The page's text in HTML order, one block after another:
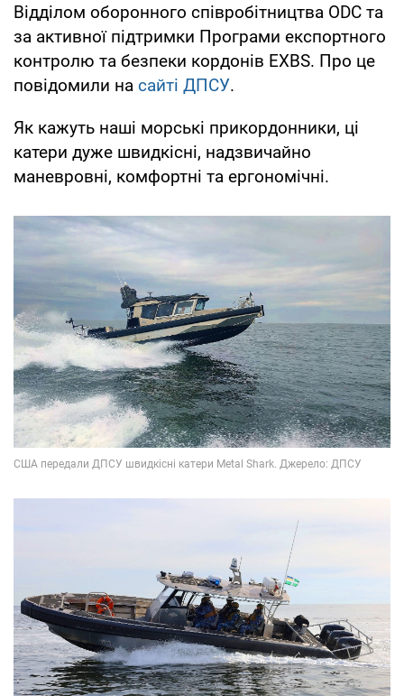
Відділом оборонного співробітництва ODC та
за активної підтримки Програми експортного
контролю та безпеки кордонів EXBS. Про це
повідомили на сайті ДПСУ.
Як кажуть наші морські прикордонники, ці
катери дуже швидкісні, надзвичайно
маневровні, комфортні та ергономічні.